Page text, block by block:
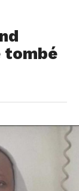
tombé